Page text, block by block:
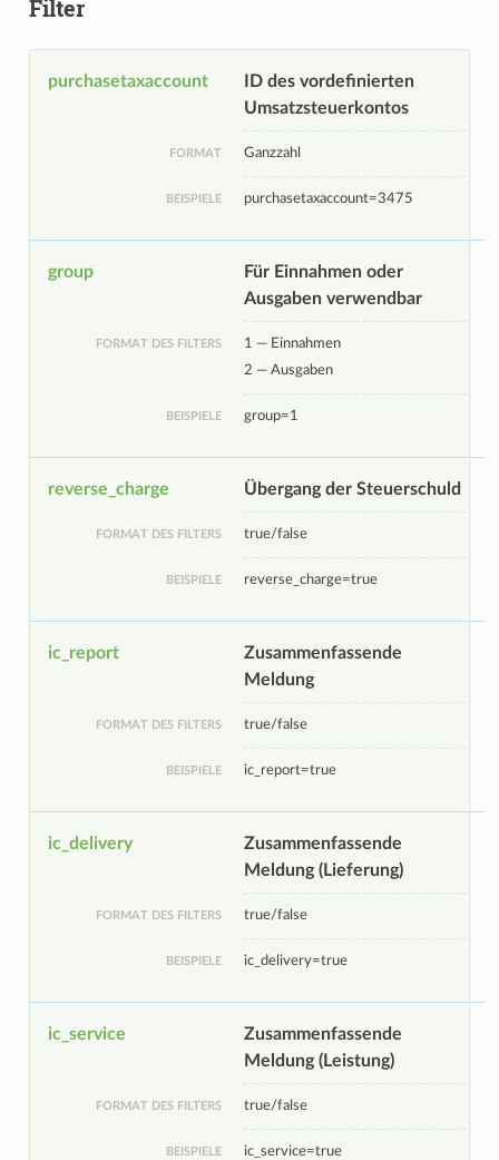
Filter
purchasetaxaccount
ID des vordefinierten
Umsatzsteuerkontos
FORMAT Ganzzahl
BEISPIELE purchasetaxaccount=3475
group
Für Einnahmen oder
Ausgaben verwendbar
FORMAT DES FILTERS
1 — Einnahmen
2 — Ausgaben
BEISPIELE group=1
reverse_charge Übergang der Steuerschuld
FORMAT DES FILTERS true/false
BEISPIELE reverse_charge=true
ic_report
Zusammenfassende
Meldung
FORMAT DES FILTERS true/false
BEISPIELE ic_report=true
ic_delivery
Zusammenfassende
Meldung (Lieferung)
FORMAT DES FILTERS true/false
BEISPIELE ic_delivery=true
ic_service
Zusammenfassende
Meldung (Leistung)
FORMAT DES FILTERS true/false
BEISPIELE ic_service=true